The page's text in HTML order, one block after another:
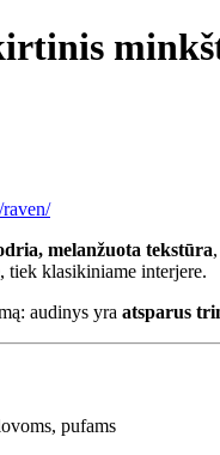
melanžuota tekstūra,
tiek klasikiniame interjere.
audinys yra atsparus
pufams